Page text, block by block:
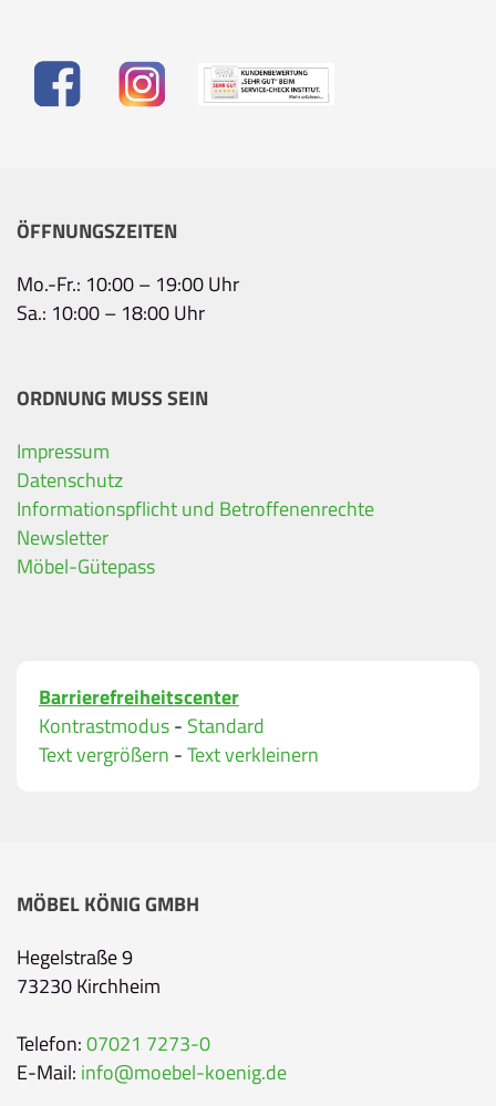
ÖFFNUNGSZEITEN
Mo.-Fr.: 10:00 – 19:00 Uhr
Sa.: 10:00 – 18:00 Uhr
ORDNUNG MUSS SEIN
Impressum
Datenschutz
Informationspflicht und Betroffenenrechte
Newsletter
Möbel-Gütepass
Barrierefreiheitscenter
Kontrastmodus- Standard
Text vergrößern -Text verkleinern
MÖBEL KÖNIG GMBH
Hegelstraße 9
73230 Kirchheim
Telefon:07021 7273-0
E-Mail: info@moebel-koenig.de
Ihre Kontaktdaten
Alle mit Stern gekennzeichneten Felder sind
Name
Bitte geben Sie eine gültige E-Mail-Adresse ein.
Telefon*
Datum